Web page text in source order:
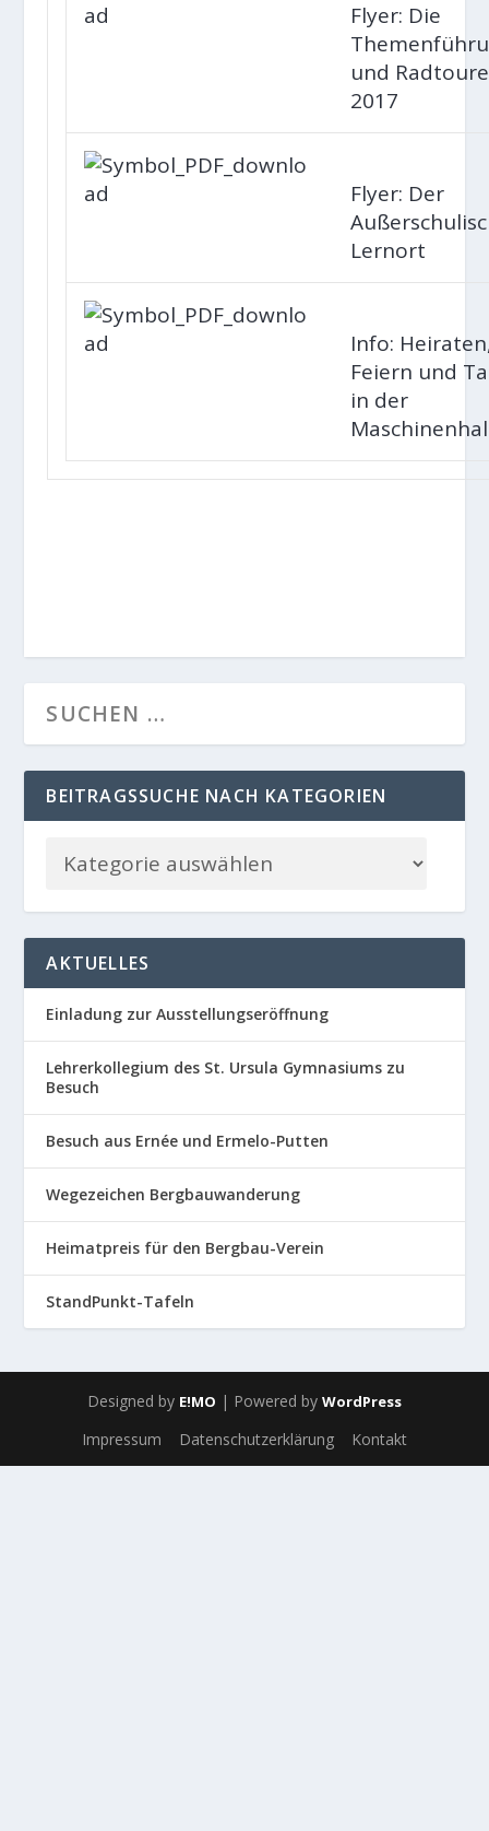
Flyer: Die
und
2017
Flyer: Der
Lernort
Info:
Feiern und
in der
BEITRAGSSUCHE NACH KATEGORIEN
AKTUELLES
Einladung zur Ausstellungseröffnung
Lehrerkollegium des St. Ursula Gymnasiums zu
Besuch
Besuch aus Ernée und Ermelo-Putten
Wegezeichen Bergbauwanderung
Heimatpreis für den Bergbau-Verein
StandPunkt-Tafeln
Designed by E!MO | Powered by WordPress
Impressum Datenschutzerklärung Kontakt